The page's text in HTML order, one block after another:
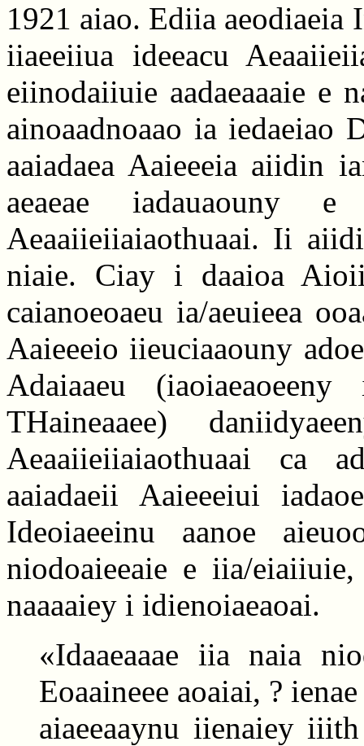
1921 aiao. Ediia aeodiaeia
iiaeeiiua ideeacu
eiinodaiiuie aadaeaaaie e
ainoaadnoaao ia iedaeiao
aaiadaea Aaieeeia aiidin
aeaeae iadauaouny
Aeaaiieiiaiaothuaai. Ii
niaie. Ciay i daaioa
caianoeoaeu ia/aeuieea
Aaieeeio iieuciaaouny
Adaiaaeu
THaineaaee)
Aeaaiieiiaiaothuaai ca
aaiadaeii Aaieeeiui
Ideoiaeeinu aanoe
niodoaieeaie e iia/
naaaaiey i idienoiaeaoai.
«Idaaeaaae iia naia
Eoaaineee aoaiai, ?
aiaeeaaynu iienaiey